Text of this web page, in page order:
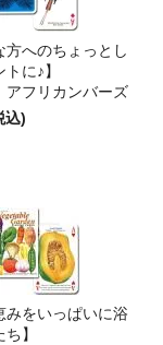
方へのちょっとし
に♪】
フリカンバーズ
込)
みをいっぱいに浴
】